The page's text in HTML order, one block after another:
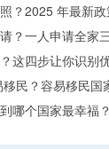
？2025 年最新
？一人申请全家
这四步让你识别
民？容易移民国
哪个国家最幸福？